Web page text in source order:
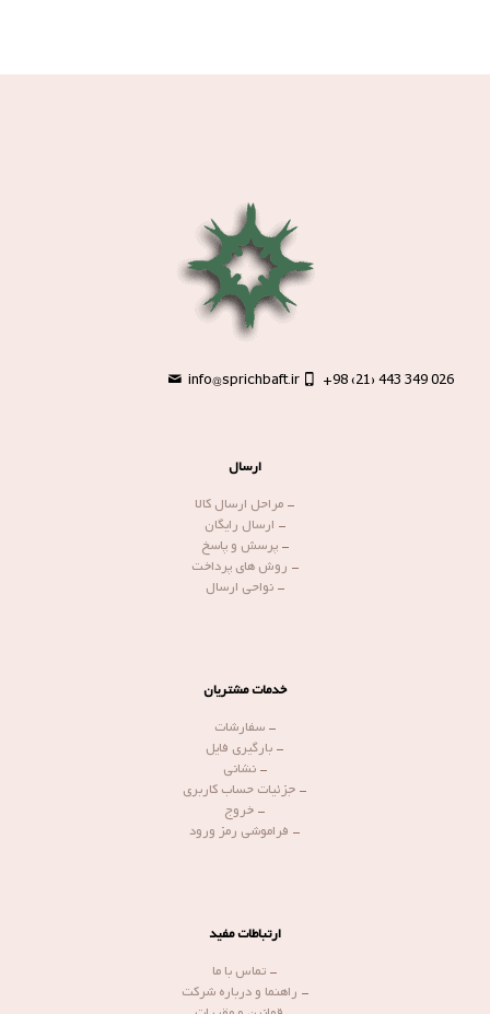
+98 (21) 443 349 026
info@sprichbaft.ir
ارسال
- مراحل ارسال کالا
- ارسال رایگان
-پرسش و پاسخ
- روش های پرداخت
-نواحی ارسال
خدمات مشتریان
-سفارشات
- بارگیری فایل
-نشانی
- جزئیات حساب کاربری
- خروج
- فراموشی رمز ورود
ارتباطات مفید
- تماس با ما
- راهنما و درباره شرکت